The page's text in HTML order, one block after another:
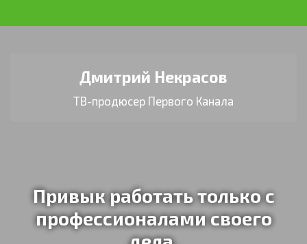
Привык работать только с
профессионалами своего
Дмитрий Некрасов
ТВ-продюсер Первого Канала